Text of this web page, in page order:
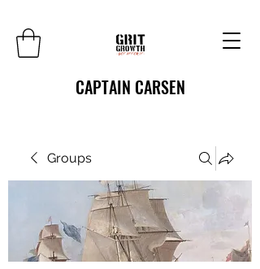
CAPTAIN CARSEN
Groups